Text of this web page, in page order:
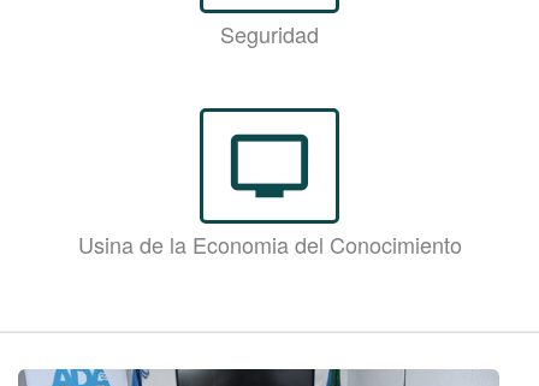
Seguridad
personal_video
Usina de la Economia del Conocimiento